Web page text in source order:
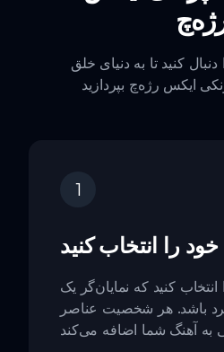
کنید تا به دنیای خلق
1
را انتخاب کنید
کنید که نمایان‌گر یک
باشد. هر شخصیت عناصر